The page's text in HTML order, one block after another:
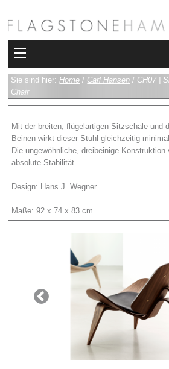
Kollektionen
Bad
Heizkörper
Fliesen
Sauna und Hamam
Kamin
Carl Hansen
Sie sind hier: Home / Carl Hansen / CH07 |
Chair
Mit der breiten, flügelartigen Sitzschale und
Beinen wirkt dieser Stuhl gleichzeitig
Die ungewöhnliche, dreibeinige Konstruktion
absolute Stabilität.
Design: Hans J. Wegner
Maße: 92 x 74 x 83 cm